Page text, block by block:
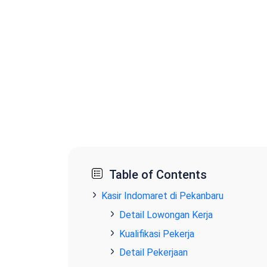
Table of Contents
Kasir Indomaret di Pekanbaru
Detail Lowongan Kerja
Kualifikasi Pekerja
Detail Pekerjaan